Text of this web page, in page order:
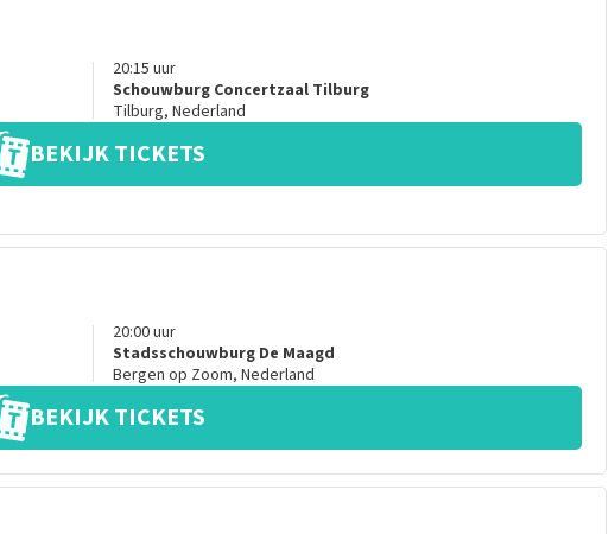
20:15 uur
Schouwburg Concertzaal Tilburg
Tilburg, Nederland
BEKIJK TICKETS
20:00uur
Stadsschouwburg De Maagd
Bergen op Zoom, Nederland
BEKIJK TICKETS